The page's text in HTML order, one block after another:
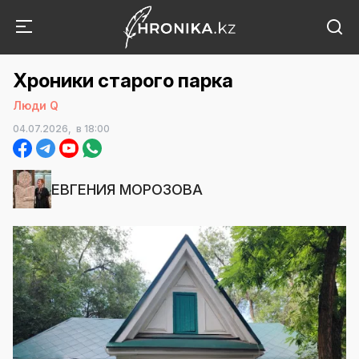
Хроники старого парка
Люди Q
04.07.2026, в 18:00
ЕВГЕНИЯ МОРОЗОВА